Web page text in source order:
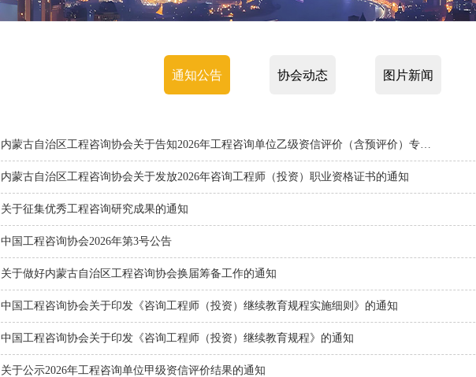
通知公告 协会动态 图片新闻
内蒙古自治区工程咨询协会关于告知2026年工程咨询单位乙级资信评价（含预评价）专…
内蒙古自治区工程咨询协会关于发放2026年咨询工程师（投资）职业资格证书的通知
关于征集优秀工程咨询研究成果的通知
中国工程咨询协会2026年第3号公告
关于做好内蒙古自治区工程咨询协会换届筹备工作的通知
中国工程咨询协会关于印发《咨询工程师（投资）继续教育规程实施细则》的通知
中国工程咨询协会关于印发《咨询工程师（投资）继续教育规程》的通知
关于公示2026年工程咨询单位甲级资信评价结果的通知